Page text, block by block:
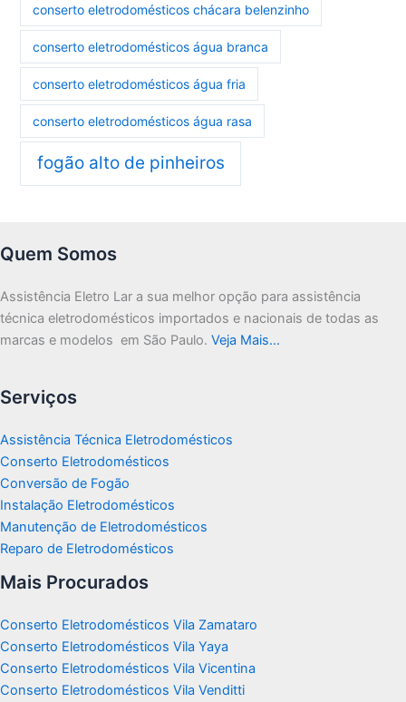
conserto eletrodomésticos chácara belenzinho
conserto eletrodomésticos água branca
conserto eletrodomésticos água fria
conserto eletrodomésticos água rasa
fogão alto de pinheiros
Quem Somos
Assistência Eletro Lar a sua melhor opção para assistência
técnica eletrodomésticos importados e nacionais de todas as
marcas e modelos em São Paulo. Veja Mais…
Serviços
Assistência Técnica Eletrodomésticos
Conserto Eletrodomésticos
Conversão de Fogão
Instalação Eletrodomésticos
Manutenção de Eletrodomésticos
Reparo de Eletrodomésticos
Mais Procurados
Conserto Eletrodomésticos Vila Zamataro
Conserto Eletrodomésticos Vila Yaya
Conserto Eletrodomésticos Vila Vicentina
Conserto Eletrodomésticos Vila Venditti